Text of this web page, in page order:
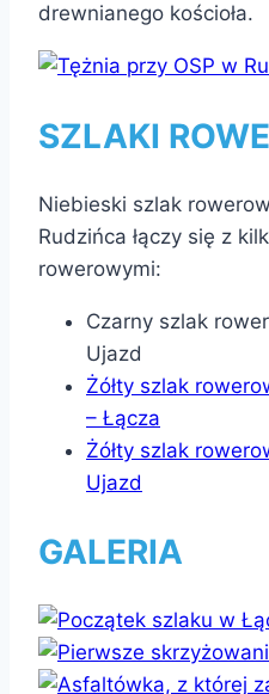
drewnianego kościoła.
SZLAKI
Niebieski szlak
Rudzińca łączy się z
rowerowymi:
Czarny szlak
Ujazd
Żółty szlak
– Łącza
Żółty szlak
Ujazd
GALERIA